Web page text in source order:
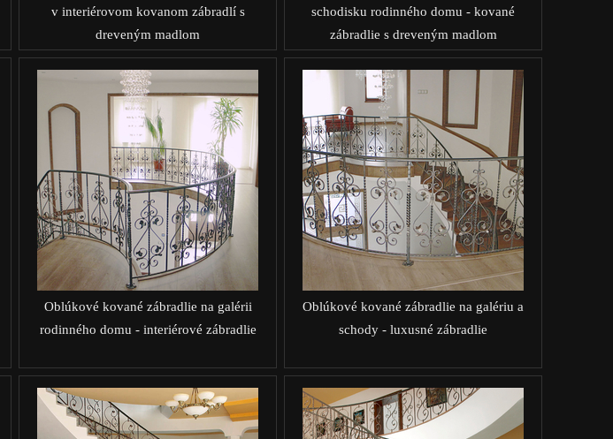
v interiérovom kovanom zábradlí s
dreveným madlom
schodisku rodinného domu - kované
zábradlie s dreveným madlom
Oblúkové kované zábradlie na galérii
rodinného domu - interiérové zábradlie
Oblúkové kované zábradlie na galériu a
schody - luxusné zábradlie